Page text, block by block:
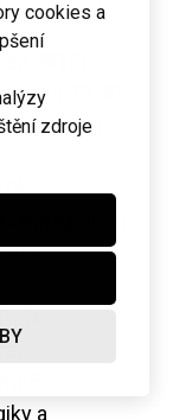
cookies a
zdroje
2010)
2010)
chat, r.
Korea 2010)
a